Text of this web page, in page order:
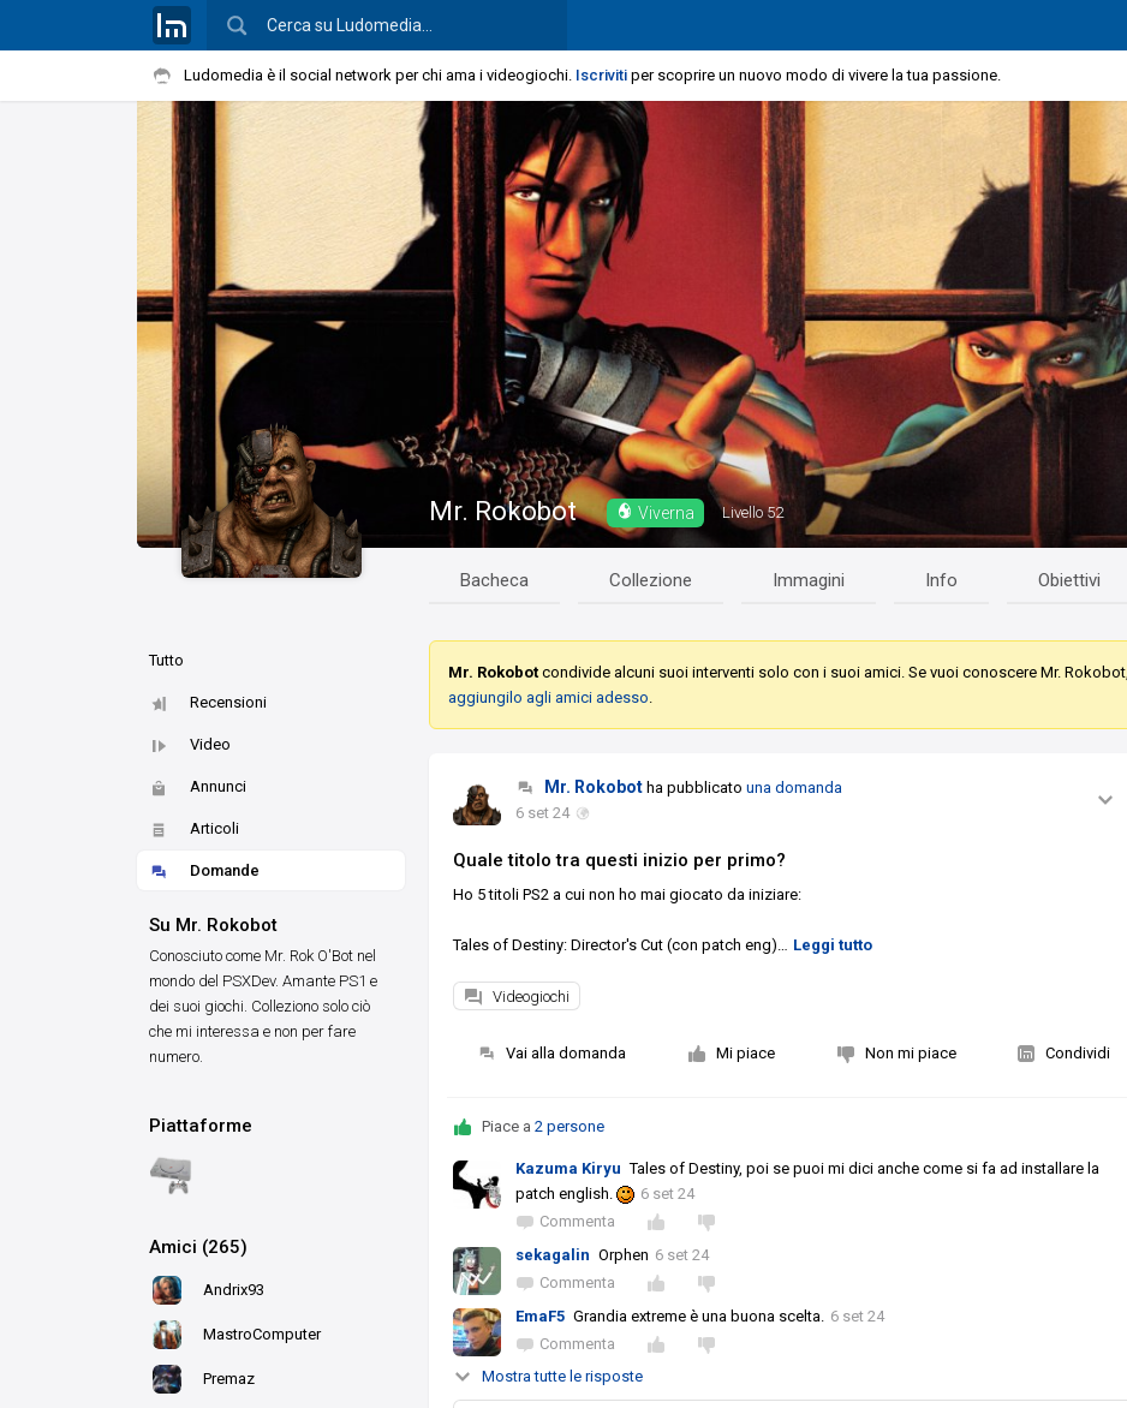
Ludomedia è il social network per chi ama i videogiochi. Iscriviti per scoprire un nuovo modo di vivere la tua passione.
Mr. Rokobot Viverna Livello52
Bacheca Collezione Immagini Info Obiettivi
Tutto
Recensioni
Video
Annunci
Articoli
Domande
Su Mr. Rokobot
Conosciuto come Mr. Rok O'Bot nel
mondo del PSXDev. Amante PS1 e
dei suoi giochi. Colleziono solo ciò
che mi interessa e non per fare
numero.
Piattaforme
Amici (265)
Andrix93
MastroComputer
Premaz
Mr. Rokobot condivide alcuni suoi interventi solo con i suoi amici. Se vuoi conoscere Mr. Rokobot,
aggiungilo agli amici adesso
Mr. Rokobot ha pubblicatouna domanda
6 set 24
Quale titolo tra questi inizio per primo?
Ho 5 titoli PS2 a cui non ho mai giocato da iniziare:
Tales of Destiny: Director's Cut (con patch eng) Leggi tutto
Videogiochi
Vai alla domanda Mi piace Non mi piace Condividi
Piace a2 persone
Kazuma Kiryu Tales of Destiny, poi se puoi mi dici anche come si fa ad installare la
patch english.
6 set 24
Commenta
sekagalin Orphen 6 set 24
Commenta
EmaF5 Grandia extreme è una buona scelta. 6 set 24
Commenta
Mostra tutte le risposte